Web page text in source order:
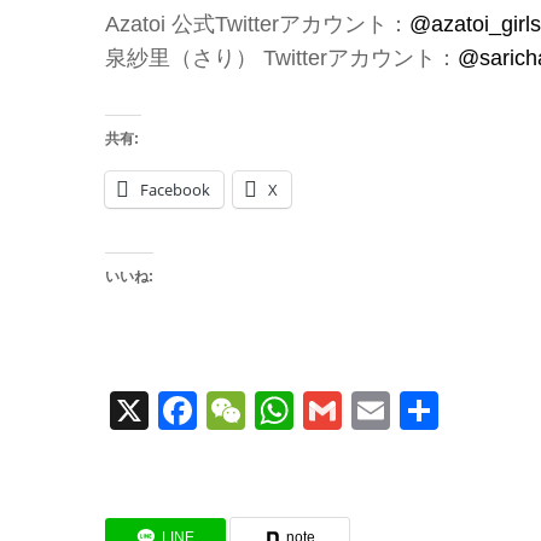
Azatoi 公式Twitterアカウント： @azatoi_girls
泉紗里（さり） Twitterアカウント：
共有:
Facebook X
いいね:
X Facebook
WeChat
WhatsApp
GmailEmail
LINE note